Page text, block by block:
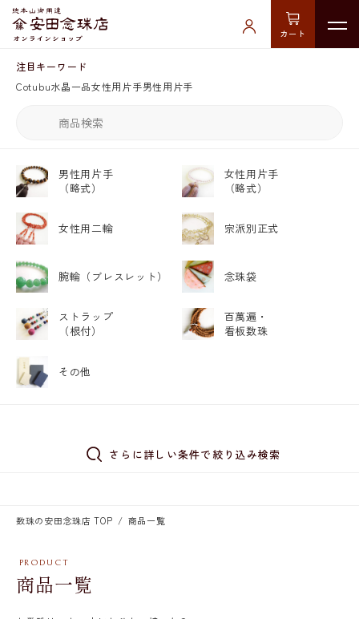
カート
注目キーワード
Cotubu水晶一品女性用片手男性用片手
男性用片手
（略式）
女性用片手
（略式）
女性用二輪 宗派別正式
腕輪 （ブレスレット） 念珠袋
ストラップ
（根付）
百萬遍・
看板数珠
その他
さらに詳しい条件で絞り込み検索
数珠の安田念珠店 TOP 商品一覧
商品一覧